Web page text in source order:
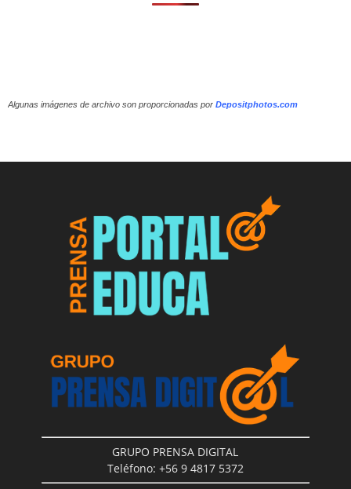
Algunas imágenes de archivo son proporcionadas por Depositphotos.com
GRUPO PRENSA DIGITAL
Teléfono: +56 9 4817 5372